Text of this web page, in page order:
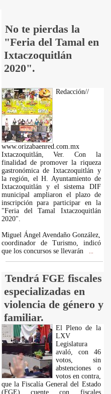
No te pierdas la
"Feria del Tamal en
Ixtaczoquitlán
2020".
Redacción//
www.orizabaenred.com.mx
Ixtaczoquitlán, Ver. Con la
finalidad de promover la riqueza
gastronómica de Ixtaczoquitlán y
la región, el H. Ayuntamiento de
Ixtaczoquitlán y el sistema DIF
municipal ampliaron el plazo de
inscripción para participar en la
"Feria del Tamal Ixtaczoquitlán
2020".
Miguel Ángel Avendaño González,
coordinador de Turismo, indicó
que los concursos se llevarán
Tendrá FGE fiscales
especializadas en
violencia de género y
familiar.
El Pleno de la
LXV
Legislatura
avaló, con 46
votos, sin
abstenciones o
votos en contra,
que la Fiscalía General del Estado
(FGE) cuente con fiscales